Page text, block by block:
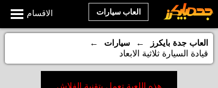
الاقسام العاب سيارات
العاب جدة بايكرز ← سيارات
←
قيادة السيارة ثلاثية الابعاد
هذه اللعبة تعمل بتقنية الفلاش